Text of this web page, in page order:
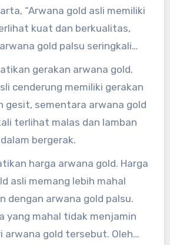
“Arwana gold asli memiliki
kuat dan berkualitas,
gold palsu seringkali
mudah rusak dan rapuh.”
gerakan arwana gold.
cenderung memiliki gerakan
gesit, sementara arwana gold
terlihat malas dan lamban
dalam bergerak.
harga arwana gold. Harga
asli memang lebih mahal
dengan arwana gold palsu.
yang mahal tidak menjamin
arwana gold tersebut. Oleh